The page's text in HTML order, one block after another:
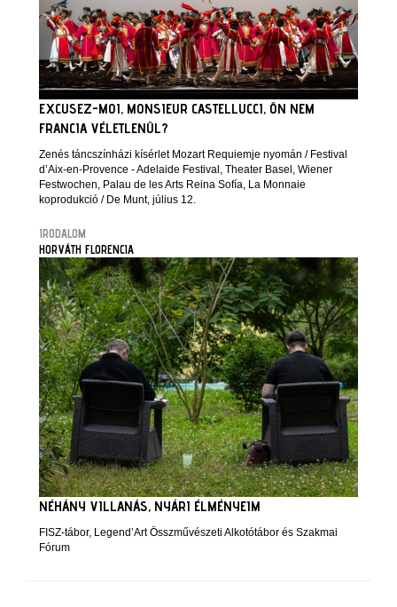
EXCUSEZ-MOI, MONSIEUR CASTELLUCCI, ÖN NEM
FRANCIA VÉLETLENÜL?
Zenés táncszínházi kísérlet Mozart Requiemje nyomán / Festival
d’Aix-en-Provence - Adelaide Festival, Theater Basel, Wiener
Festwochen, Palau de les Arts Reina Sofía, La Monnaie
koprodukció / De Munt, július 12.
IRODALOM
HORVÁTH FLORENCIA
NÉHÁNY VILLANÁS, NYÁRI ÉLMÉNYEIM
FISZ-tábor, Legend’Art Összművészeti Alkotótábor és Szakmai
Fórum